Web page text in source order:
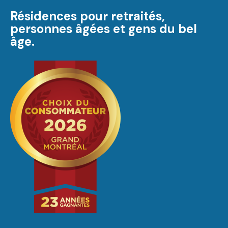
Résidences pour retraités,
personnes âgées et gens du bel
âge.